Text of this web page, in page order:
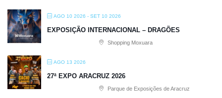
AGO 10 2026 - SET 10 2026
EXPOSIÇÃO INTERNACIONAL – DRAGÕES
Shopping Moxuara
AGO 13 2026
27ª EXPO ARACRUZ 2026
Parque de Exposições de Aracruz